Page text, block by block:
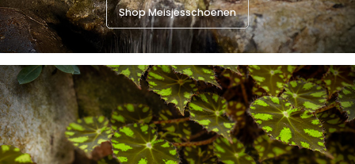
Shop Meisjesschoenen